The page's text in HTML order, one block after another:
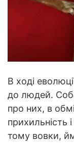
В ході
до людей.
про них, в
прихильність
тому вовки,